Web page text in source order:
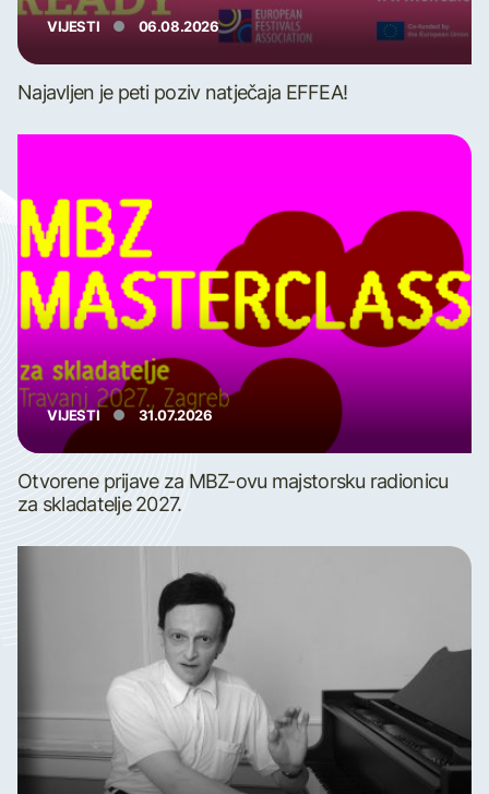
VIJESTI 06.08.2026
Najavljen je peti poziv natječaja EFFEA!
VIJESTI 31.07.2026
Otvorene prijave za MBZ-ovu majstorsku radionicu
za skladatelje 2027.